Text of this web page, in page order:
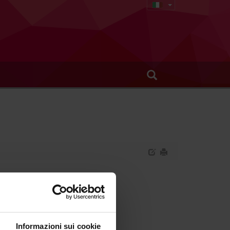
Informazioni sui cookie
68/2015)